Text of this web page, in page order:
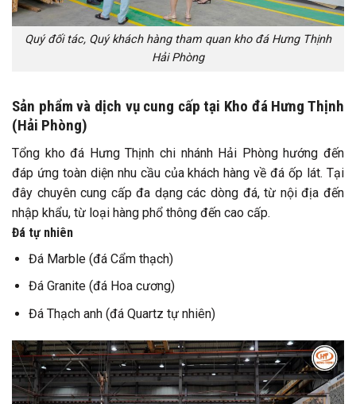
Quý đối tác, Quý khách hàng tham quan kho đá Hưng Thịnh
Hải Phòng
Sản phẩm và dịch vụ cung cấp tại Kho đá Hưng Thịnh
(Hải Phòng)
Tổng kho đá Hưng Thịnh chi nhánh Hải Phòng hướng đến
đáp ứng toàn diện nhu cầu của khách hàng về đá ốp lát. Tại
đây chuyên cung cấp đa dạng các dòng đá, từ nội địa đến
nhập khẩu, từ loại hàng phổ thông đến cao cấp.
Đá tự nhiên
Đá Marble (đá Cẩm thạch)
Đá Granite (đá Hoa cương)
Đá Thạch anh (đá Quartz tự nhiên)